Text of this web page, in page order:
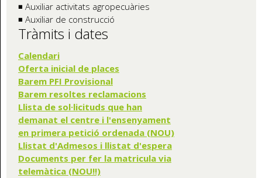
◾ Auxiliar activitats agropecuàries
◾ Auxiliar de construcció
Tràmits i dates
Calendari
Oferta inicial de places
Barem PFI Provisional
Barem resoltes reclamacions
Llista de sol·licituds que han
demanat el centre i l'ensenyament
en primera petició ordenada (NOU)
Llistat d'Admesos i llistat d'espera
Documents per fer la matricula via
telemàtica (NOU!!)